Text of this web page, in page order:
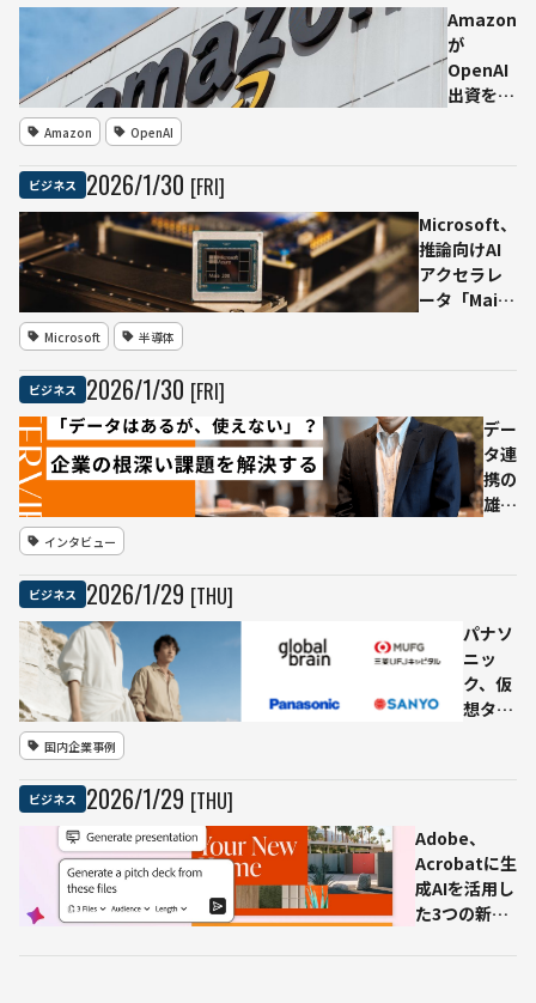
Amazon
が
OpenAI
出資を検
円）規模
と報道
今ラウン
ドでの資
Amazon OpenAI
ビジネス 2026/1/30 [FRI]
Microsoft、
推論向けAI
アクセラレ
ータ「Maia
える基盤に
Microsoft 半導体
ビジネス 2026/1/30 [FRI]
デー
タ連
携の
雄、
ーが
見据
える
AI活
誠司
常務
が語
インタビュー
ビジネス 2026/1/29 [THU]
パナソ
ニッ
ク、仮
想タレ
──大
企業
CVCが
並ぶプ
国内企業事例
ビジネス 2026/1/29 [THU]
Adobe、
Acrobatに生
成AIを活用し
た3つの新機